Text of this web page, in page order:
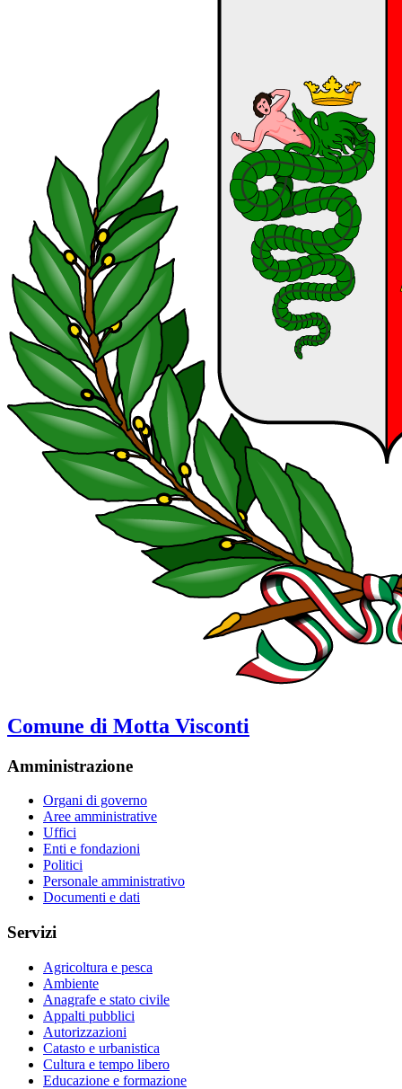
Comune di Motta Visconti
Amministrazione
Organi di governo
Aree amministrative
Uffici
Enti e fondazioni
Politici
Personale amministrativo
Documenti e dati
Servizi
Agricoltura e pesca
Ambiente
Anagrafe e stato civile
Appalti pubblici
Autorizzazioni
Catasto e urbanistica
Cultura e tempo libero
Educazione e formazione